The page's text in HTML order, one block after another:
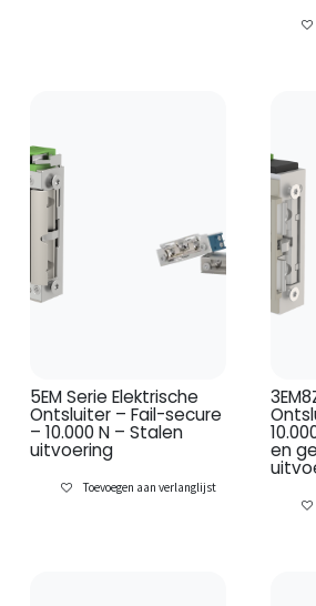
5EM Serie Elektrische
Ontsluiter – Fail-secure
– 10.000 N – Stalen
uitvoering
Toevoegen aan verlanglijst
en